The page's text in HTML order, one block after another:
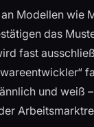
Modellen wie
das
fast
und weiß